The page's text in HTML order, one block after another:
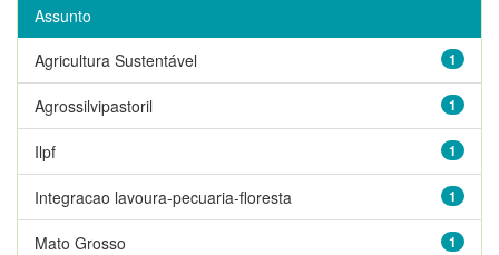
Assunto
1
Agricultura Sustentável
1
Agrossilvipastoril
1
Ilpf
1
Integracao lavoura-pecuaria-floresta
1
Mato Grosso